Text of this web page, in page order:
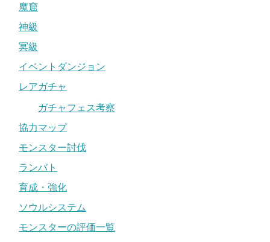
魔窟
神級
冥級
イベントダンジョン
レアガチャ
ガチャフェス考察
協力マップ
モンスター討伐
ランバト
育成・強化
ソウルシステム
モンスターの評価一覧